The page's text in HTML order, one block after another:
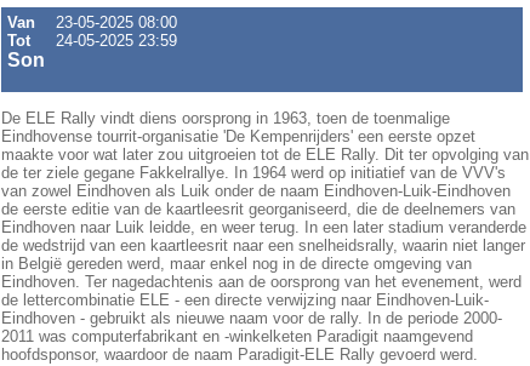
Van
23-05-2025 08:00
Tot
24-05-2025 23:59
Son
De ELE Rally vindt diens oorsprong in 1963, toen de toenmalige
Eindhovense tourrit-organisatie 'De Kempenrijders' een eerste opzet
maakte voor wat later zou uitgroeien tot de ELE Rally. Dit ter opvolging van
de ter ziele gegane Fakkelrallye. In 1964 werd op initiatief van de VVV's
van zowel Eindhoven als Luik onder de naam Eindhoven-Luik-Eindhoven
de eerste editie van de kaartleesrit georganiseerd, die de deelnemers van
Eindhoven naar Luik leidde, en weer terug. In een later stadium veranderde
de wedstrijd van een kaartleesrit naar een snelheidsrally, waarin niet langer
in België gereden werd, maar enkel nog in de directe omgeving van
Eindhoven. Ter nagedachtenis aan de oorsprong van het evenement, werd
de lettercombinatie ELE - een directe verwijzing naar Eindhoven-Luik-
Eindhoven - gebruikt als nieuwe naam voor de rally. In de periode 2000-
2011 was computerfabrikant en -winkelketen Paradigit naamgevend
hoofdsponsor, waardoor de naam Paradigit-ELE Rally gevoerd werd.